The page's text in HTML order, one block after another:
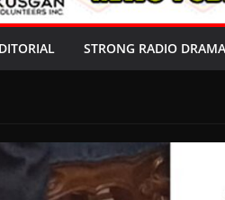
STRONG RADIO